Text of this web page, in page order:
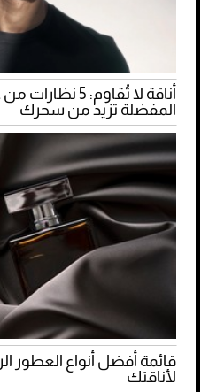
أناقة لا تُقاوم: 5
المفضلة تزيد من سحرك
قائمة أفضل أنواع العطور
لأناقتك